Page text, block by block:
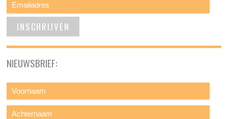
NIEUWSBRIEF: